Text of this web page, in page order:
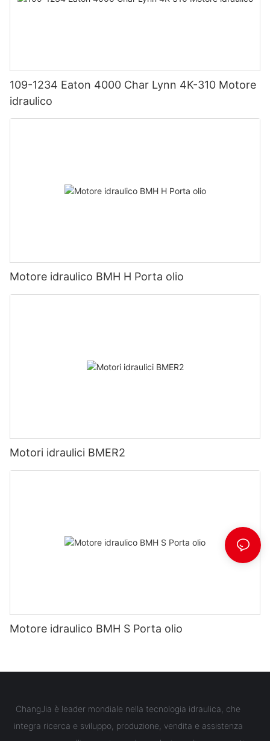
109-1234 Eaton 4000 Char Lynn 4K-310 Motore
idraulico
Motore idraulico BMH H Porta olio
Motori idraulici BMER2
Motore idraulico BMH S Porta olio
ChangJia è leader mondiale nella tecnologia idraulica, che
integra ricerca e sviluppo, produzione, vendita e assistenza